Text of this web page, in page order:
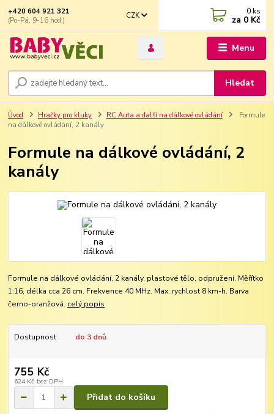
Menu
CZK
Hledat
+420 604 921 321
(Po-Pá, 9-16 hod.)
0 ks
za 0 Kč
Úvod Hračky pro kluky RC Auta a další na dálkové ovládání
Formule
na dálkové ovládání, 2 kanály
Formule na dálkové ovládání, 2
kanály
Formule na dálkové ovládání, 2 kanály, plastové tělo, odpružení. Měřítko
1:16, délka cca 26 cm. Frekvence 40 MHz. Max. rychlost 8 km-h. Barva
černo-oranžová. celý popis
Dostupnost do 3 dnů
755 Kč
624 Kč bez DPH
Přidat do košíku